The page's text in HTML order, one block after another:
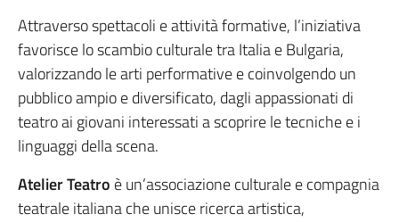
Attraverso spettacoli e attività formative, l’iniziativa
favorisce lo scambio culturale tra Italia e Bulgaria,
valorizzando le arti performative e coinvolgendo un
pubblico ampio e diversificato, dagli appassionati di
teatro ai giovani interessati a scoprire le tecniche e i
linguaggi della scena.
Atelier Teatro è un’associazione culturale e compagnia
teatrale italiana che unisce ricerca artistica,